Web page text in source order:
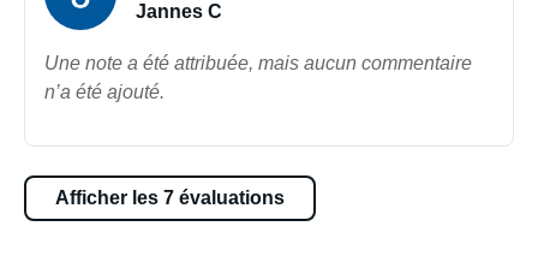
Jannes C
Une note a été attribuée, mais aucun commentaire
n’a été ajouté.
Afficher les 7 évaluations